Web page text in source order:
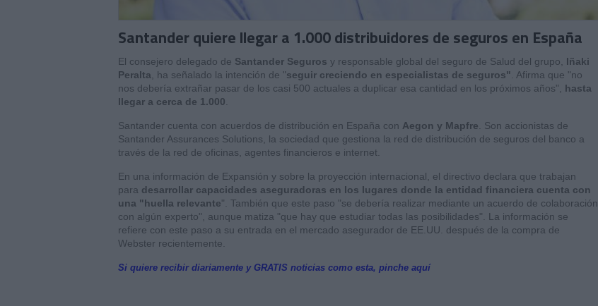
Santander quiere llegar a 1.000 distribuidores de seguros en España
El consejero delegado de Santander Seguros y responsable global del seguro de Salud del grupo,
Iñaki
Peralta , ha señalado la intención de "seguir creciendo en especialistas de seguros" . Afirma que "no
nos debería extrañar pasar de los casi 500 actuales a duplicar esa cantidad en los próximos años", hasta
llegar a cerca de 1.000
Santander cuenta con acuerdos de distribución en España con Aegon y Mapfre . Son accionistas de
Santander Assurances Solutions, la sociedad que gestiona la red de distribución de seguros del banco a
través de la red de oficinas, agentes financieros e internet.
En una información de Expansión y sobre la proyección internacional, el directivo declara que trabajan
para desarrollar capacidades aseguradoras en los lugares donde la entidad financiera cuenta con
una "huella relevante". También que este paso "se debería realizar mediante un acuerdo de colaboración
con algún experto", aunque matiza "que hay que estudiar todas las posibilidades". La información se
refiere con este paso a su entrada en el mercado asegurador de EE.UU. después de la compra de
Webster recientemente.
Si quiere recibir diariamente y GRATIS noticias como esta, pinche aquí